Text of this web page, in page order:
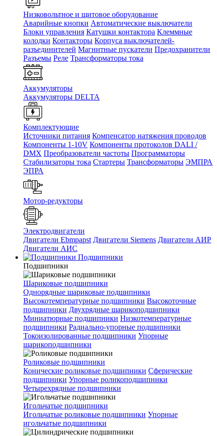
Низковольтное и щитовое оборудование
Аварийные кнопки Автоматические выключатели
Блоки управления Катушки контактора Клеммные
колодки Контакторы Корпуса выключателей-
разъединителей Магнитные пускатели Предохранители
Разъемы Реле Трансформаторы тока
Аккумуляторы
Аккумуляторы DELTA
Комплектующие
Источники питания Компенсатор натяжения проводов
Компоненты 1-10V Компоненты протоколов DALI /
DMX Преобразователи частоты Программаторы
Стабилизаторы тока Стартеры Трансформаторы ЭМПРА
ЭПРА
Мотор-редукторы
Электродвигатели
Двигатели Ebmpapst Двигатели Siemens Двигатели АИР
Двигатели АИС
Подшипники
Подшипники
Шариковые подшипники
Однорядные шариковые подшипники
Высокотемпературные подшипники Высокоточные
подшипники Двухрядные шарикоподшипники
Миниатюрные подшипники Низкотемпературные
подшипники Радиально-упорные подшипники
Токоизолированные подшипники Упорные
шарикоподшипники
Роликовые подшипники
Конические роликовые подшипники Сферические
подшипники Упорные роликоподшипники
Четырехрядные подшипники
Игольчатые подшипники
Игольчатые роликовые подшипники Упорные
игольчатые подшипники